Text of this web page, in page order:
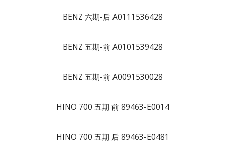
BENZ 六期-后 A0111536428
BENZ 五期-前 A0101539428
BENZ 五期-前 A0091530028
HINO 700 五期 前 89463-E0014
HINO 700 五期 后 89463-E0481